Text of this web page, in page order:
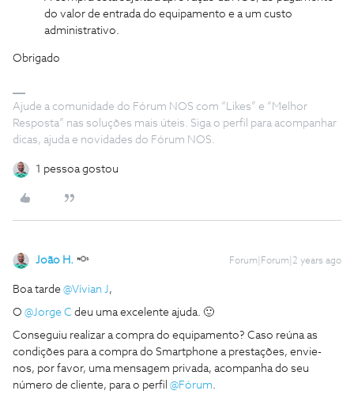
do valor de entrada do equipamento e a um custo
administrativo.
Obrigado
Ajude a comunidade do Fórum NOS com “Likes” e “Melhor
Resposta” nas soluções mais úteis. Siga o perfil para acompanhar
dicas, ajuda e novidades do Fórum NOS.
1 pessoa gostou
João H. Forum|Forum|2 years ago
Boa tarde @Vívian J,
O @Jorge C deu uma excelente ajuda. 🙂
Conseguiu realizar a compra do equipamento? Caso reúna as
condições para a compra do Smartphone a prestações, envie-
nos, por favor, uma mensagem privada, acompanha do seu
número de cliente, para o perfil @Fórum.